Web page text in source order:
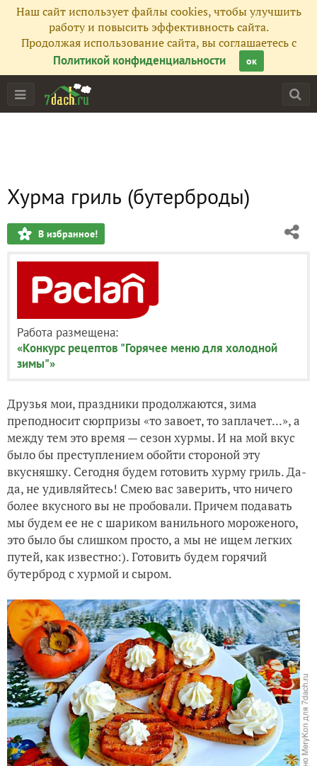
Наш сайт использует файлы cookies, чтобы улучшить
работу и повысить эффективность сайта.
Продолжая использование сайта, вы соглашаетесь с
Политикой конфиденциальности
ок
Хурма гриль (бутерброды)
В избранное!
Работа размещена:
«Конкурс рецептов "Горячее меню для холодной
зимы"»
Друзья мои, праздники продолжаются, зима
преподносит сюрпризы «то завоет, то заплачет...», а
между тем это время — сезон хурмы. И на мой вкус
было бы преступлением обойти стороной эту
вкусняшку. Сегодня будем готовить хурму гриль. Да-
да, не удивляйтесь! Смею вас заверить, что ничего
более вкусного вы не пробовали. Причем подавать
мы будем ее не с шариком ванильного мороженого,
это было бы слишком просто, а мы не ищем легких
путей, как известно:). Готовить будем горячий
бутерброд с хурмой и сыром.